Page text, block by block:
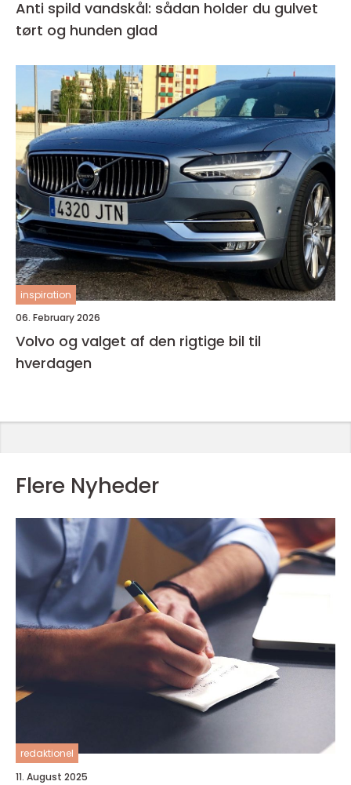
Anti spild vandskål: sådan holder du gulvet
tørt og hunden glad
inspiration
06. February 2026
Volvo og valget af den rigtige bil til
hverdagen
Flere Nyheder
redaktionel
11. August 2025